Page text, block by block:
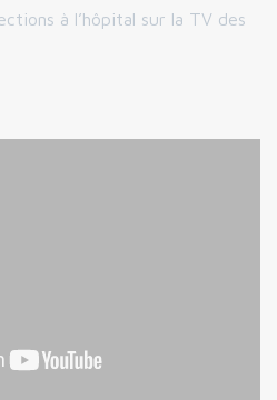
à l’hôpital sur la TV des